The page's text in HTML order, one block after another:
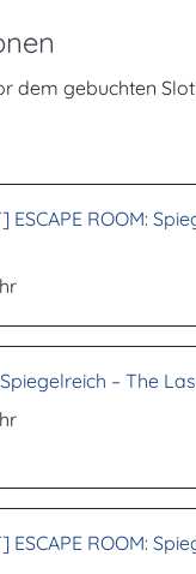
dem gebuchten
ESCAPE ROOM:
Spiegelreich – The
ESCAPE ROOM: